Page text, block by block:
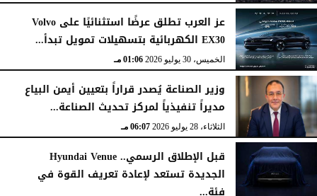
عز العرب تطلق عرضًا استثنائيًا على Volvo
EX30 الكهربائية بتسهيلات تمويل تبدأ...
الخميس، 30 يوليو 2026 01:06 مـ
وزير الصناعة يُصدر قراراً بتعيين أيمن البياع
مديراً تنفيذياً لمركز تحديث الصناعة...
الثلاثاء، 28 يوليو 2026 06:07 مـ
قبل الإطلاق الرسمي.. Hyundai Venue
الجديدة تستعد لإعادة تعريف القوة في
فئة...